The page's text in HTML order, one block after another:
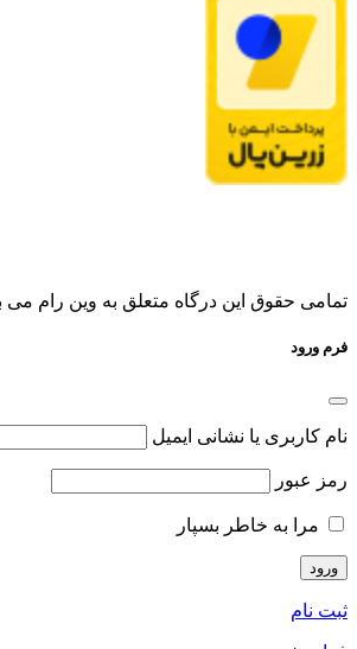
تمامی حقوق این درگاه متعلق به وین رام می
فرم ورود
نام کاربری یا نشانی ایمیل
رمز عبور
مرا به خاطر بسپار
ثبت نام